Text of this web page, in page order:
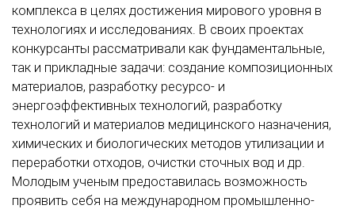
комплекса в целях достижения мирового уровня в
технологиях и исследованиях. В своих проектах
конкурсанты рассматривали как фундаментальные,
так и прикладные задачи: создание композиционных
материалов, разработку ресурсо- и
энергоэффективных технологий, разработку
технологий и материалов медицинского назначения,
химических и биологических методов утилизации и
переработки отходов, очистки сточных вод и др.
Молодым ученым предоставилась возможность
проявить себя на международном промышленно-